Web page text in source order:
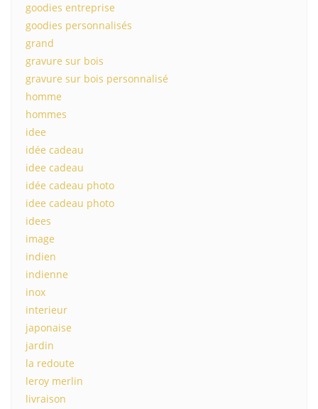
goodies entreprise
goodies personnalisés
grand
gravure sur bois
gravure sur bois personnalisé
homme
hommes
idee
idée cadeau
idee cadeau
idée cadeau photo
idee cadeau photo
idees
image
indien
indienne
inox
interieur
japonaise
jardin
la redoute
leroy merlin
livraison